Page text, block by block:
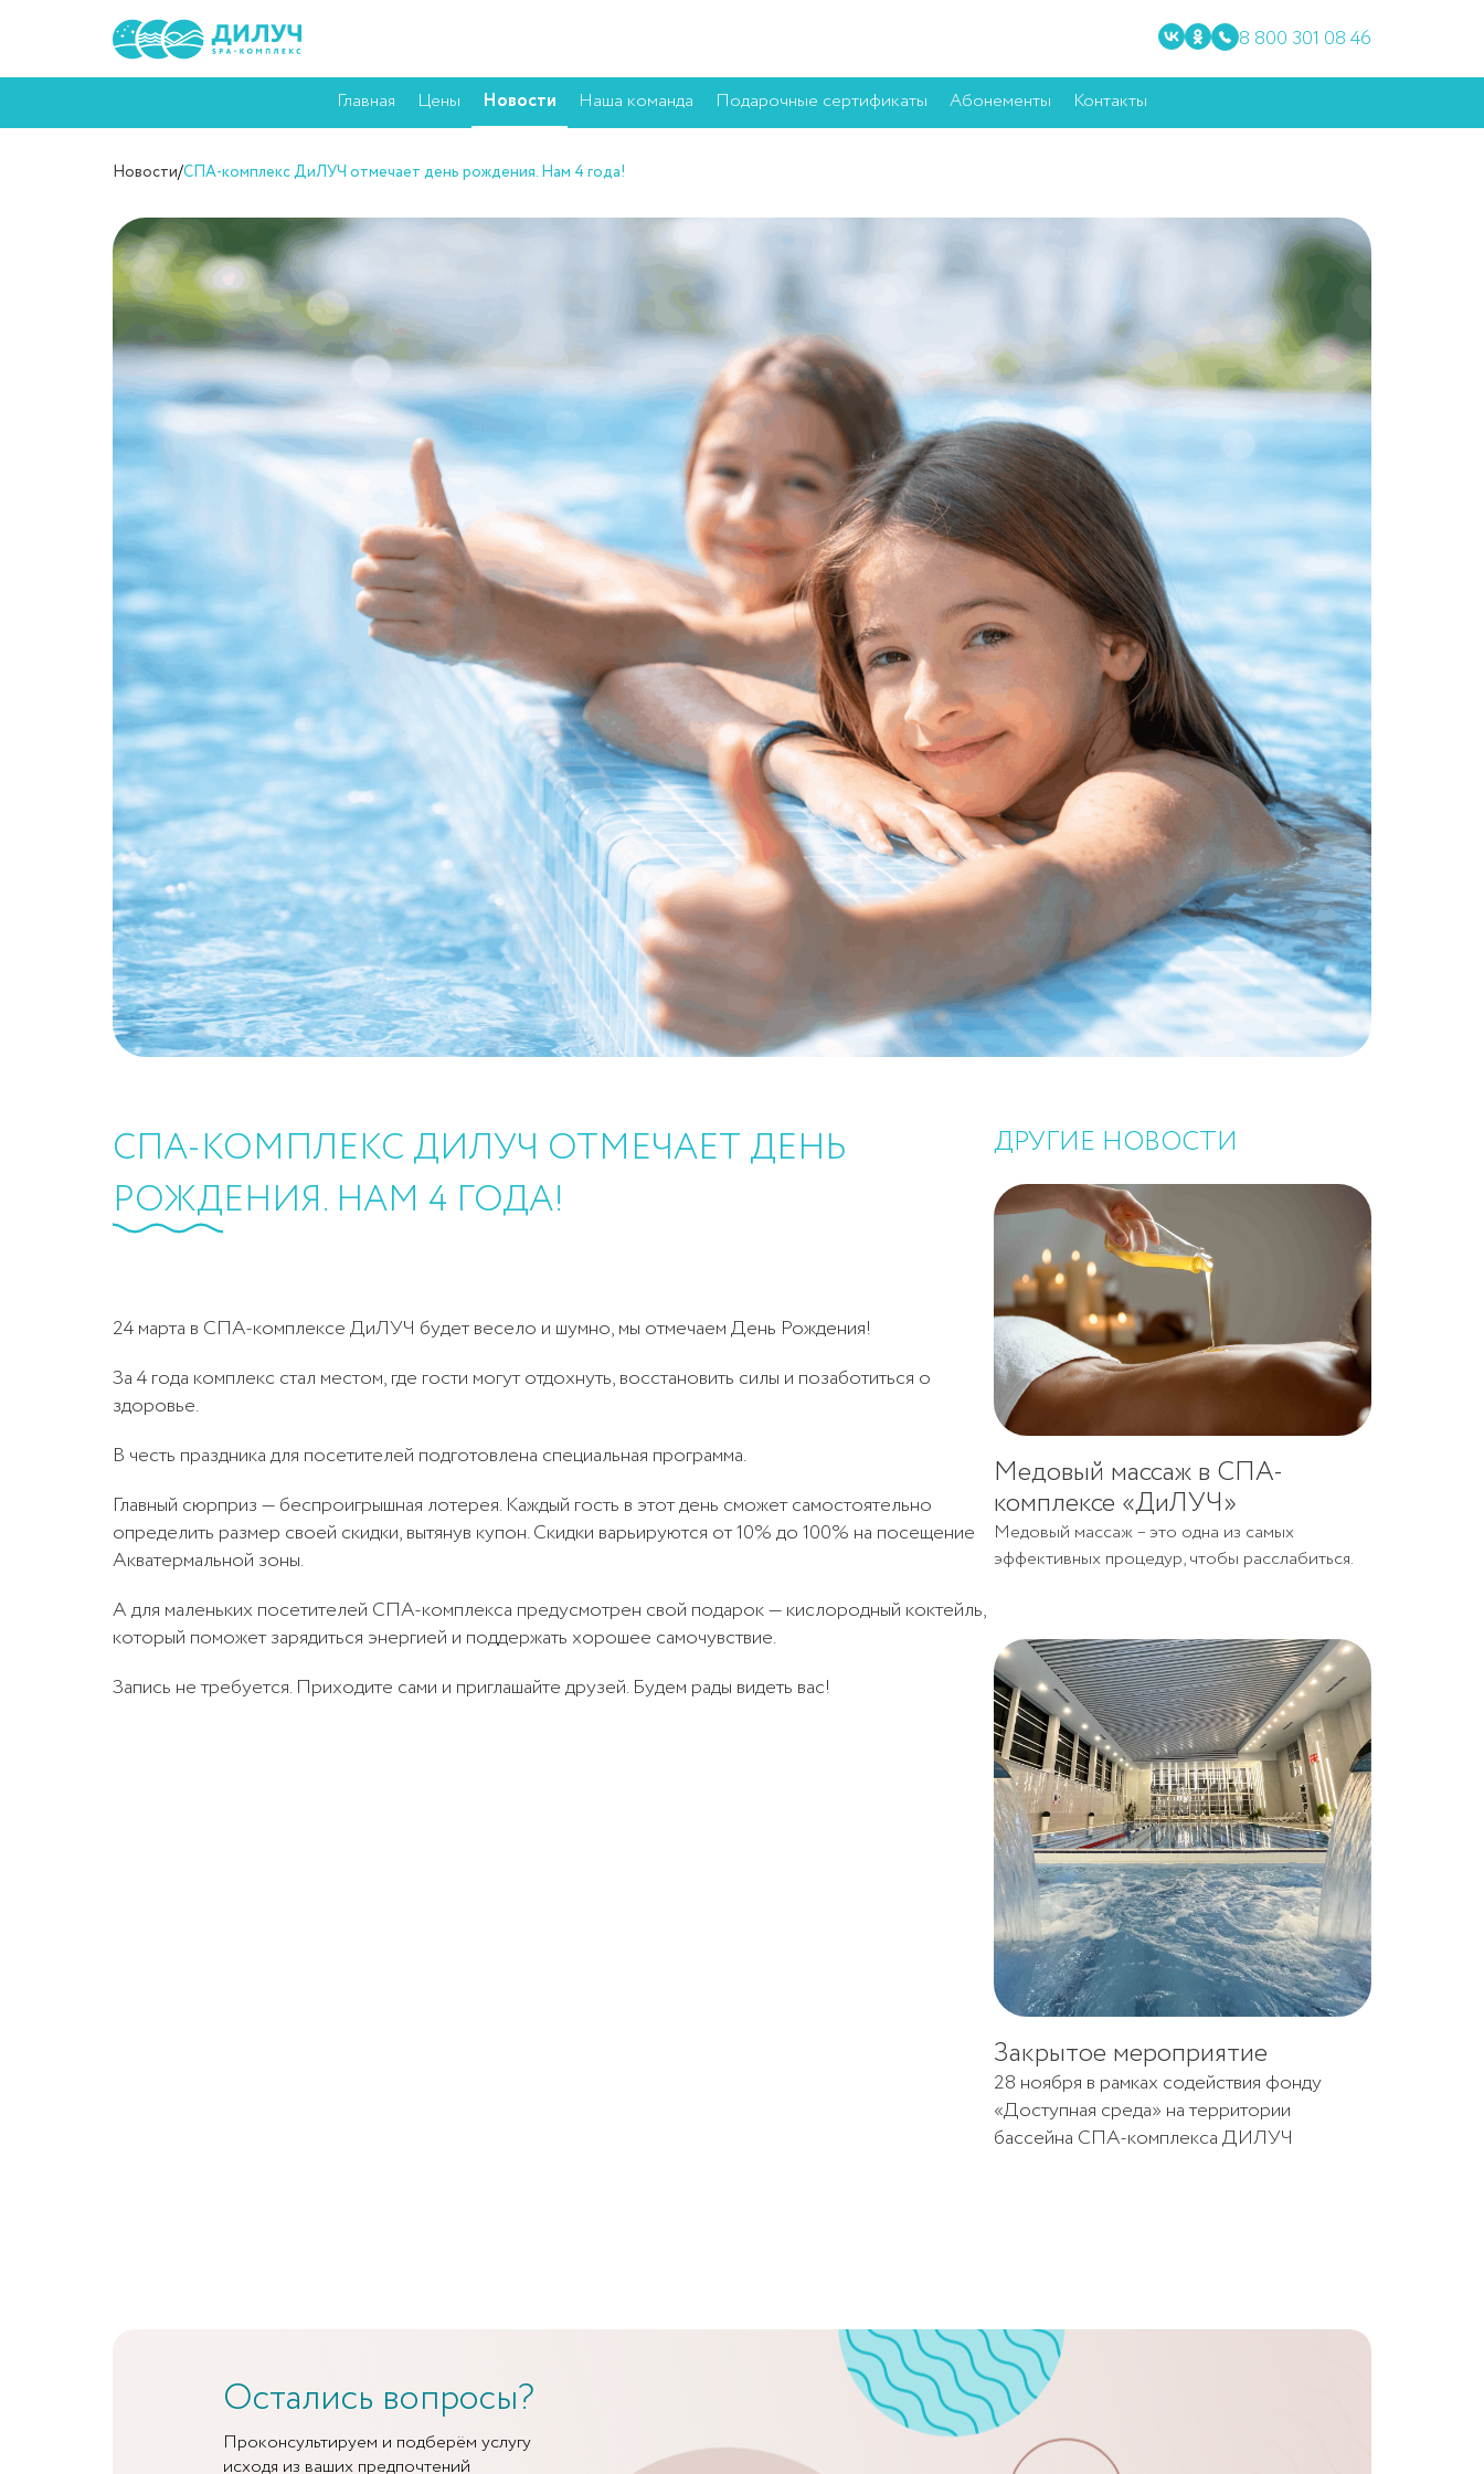
8 800 301 08 46
Главная Цены Новости Наша команда Подарочные сертификаты Абонементы Контакты
Новости/СПА-комплекс ДиЛУЧ отмечает день рождения. Нам 4 года!
СПА-КОМПЛЕКС ДИЛУЧ ОТМЕЧАЕТ ДЕНЬ
РОЖДЕНИЯ. НАМ 4 ГОДА!
24 марта в СПА-комплексе ДиЛУЧ будет весело и шумно, мы отмечаем День Рождения!
За 4 года комплекс стал местом, где гости могут отдохнуть, восстановить силы и позаботиться о
здоровье.
В честь праздника для посетителей подготовлена специальная программа.
Главный сюрприз — беспроигрышная лотерея. Каждый гость в этот день сможет самостоятельно
определить размер своей скидки, вытянув купон. Скидки варьируются от 10% до 100% на посещение
Акватермальной зоны.
A для маленьких посетителей СПА-комплекса предусмотрен свой подарок — кислородный коктейль,
который поможет зарядиться энергией и поддержать хорошее самочувствие.
Запись не требуется. Приходите сами и приглашайте друзей. Будем рады видеть вас!
ДРУГИЕ НОВОСТИ
Медовый массаж в СПА-
комплексе «ДиЛУЧ»
Медовый массаж – это одна из самых
эффективных процедур, чтобы расслабиться.
Закрытое мероприятие
28 ноября в рамках содействия фонду
«Доступная среда» на территории
бассейна СПА-комплекса ДИЛУЧ
Остались вопросы?
Проконсультируем и подберём услугу
исходя из ваших предпочтений
Отправить
Отмечая, вы даете согласие
обработку персональных данных
Криосауна (разовое посещение)
Отправить
Отмечая, вы даете согласие
10
Отправить
Отмечая, вы даете согласие
обработку персональных данных